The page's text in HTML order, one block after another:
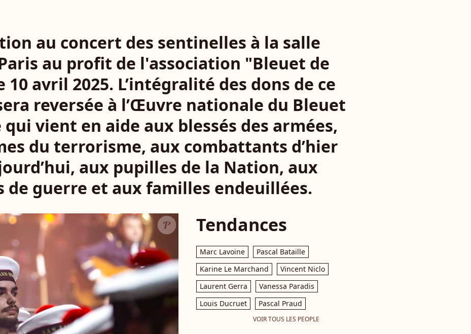
au concert des sentinelles à la salle
au profit de l'association "Bleuet de
10 avril 2025. L’intégralité des dons de ce
reversée à l’Œuvre nationale du Bleuet
qui vient en aide aux blessés des armées,
du terrorisme, aux combattants d’hier
aux pupilles de la Nation, aux
de guerre et aux familles endeuillées.
Tendances
Marc Lavoine
Pascal Bataille
Karine Le Marchand
Vincent Niclo
Laurent Gerra
Vanessa Paradis
Louis Ducruet
Pascal Praud
VOIR TOUS LES PEOPLE